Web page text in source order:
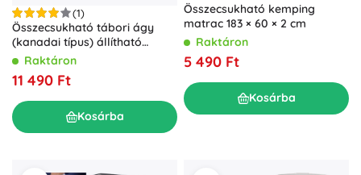
(1)
Összecsukható tábori ágy
(kanadai típus) állítható
háttámlával, 193 cm – szürke
Raktáron
11 490 Ft
Kosárba
Összecsukható kemping
matrac 183 × 60 × 2 cm
Raktáron
5 490 Ft
Kosárba